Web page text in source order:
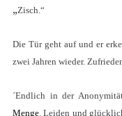
„Zisch.“
Die Tür geht auf und er
zwei Jahren wieder.
´Endlich in der
Menge . Leiden und